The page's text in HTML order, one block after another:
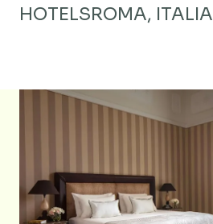
HOTELSROMA, ITALIA